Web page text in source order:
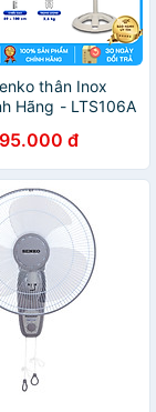
thân Inox
Hãng - LTS106A
đ